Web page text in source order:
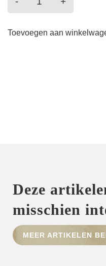
cup
Toevoegen aan
Deze
misschien
MEER ARTIKELEN